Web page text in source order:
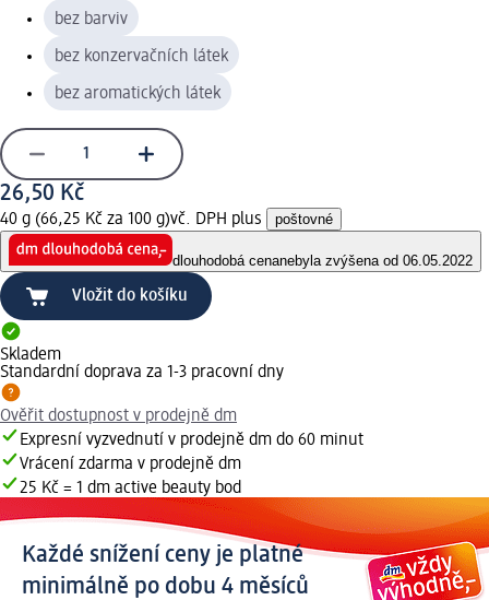
bez barviv
bez konzervačních látek
bez aromatických látek
26,50 Kč
40 g (66,25 Kč za 100 g)vč. DPH plus poštovné
dlouhodobá cenanebyla zvýšena od 06.05.2022
Vložit do košíku
Skladem
Standardní doprava za 1-3 pracovní dny
Ověřit dostupnost v prodejně dm
Expresní vyzvednutí v prodejně dm do 60 minut
Vrácení zdarma v prodejně dm
25 Kč = 1 dm active beauty bod
Každé snížení ceny je platné
minimálně po dobu 4 měsíců